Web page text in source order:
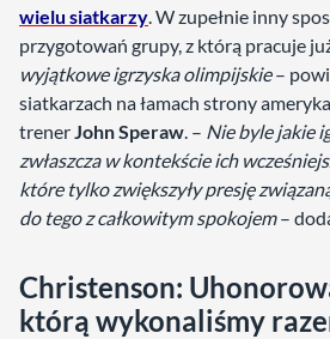
wielu siatkarzy. W zupełnie inny
przygotowań grupy, z którą pracuje
wyjątkowe igrzyska olimpijskie–
siatkarzach na łamach strony
trenerJohn Speraw. – Nie byle jakie
zwłaszcza w kontekście ich
które tylko zwiększyły presję
do tego z całkowitym spokojem–
Christenson:
którą wykonaliśmy